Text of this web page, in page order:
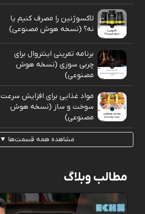
لاکسوژنین را مصرف کنیم یا
نه؟ (نسخه هوش مصنوعی)
برنامه تمرینی اینتروال برای
چربی سوزی (نسخه هوش
مصنوعی)
مواد غذایی برای افزایش سرعت
سوخت و ساز (نسخه هوش
مصنوعی)
مشاهده همه قسمت‌ها ▼
مطالب وبلاگ